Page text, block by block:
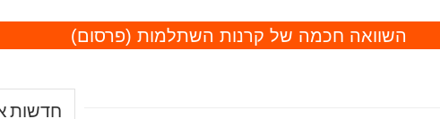
השוואה חכמה של קרנות השתלמות (פרסום)
חדשות